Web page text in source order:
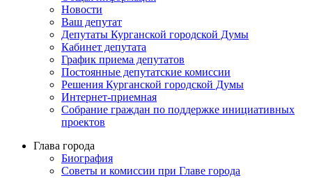
Новости
Ваш депутат
Депутаты Курганской городской Думы
Кабинет депутата
График приема депутатов
Постоянные депутатские комиссии
Решения Курганской городской Думы
Интернет-приемная
Собрание граждан по поддержке инициативных
проектов
Глава города
Биография
Советы и комиссии при Главе города